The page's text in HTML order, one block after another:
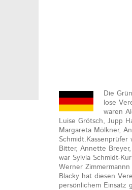
Die
lose
waren
Luise Grötsch, Jupp
Margareta Mölkner,
Bitter, Annette
war Sylvia Schmidt-
Werner
Blacky hat diesen
persönlichem Einsatz